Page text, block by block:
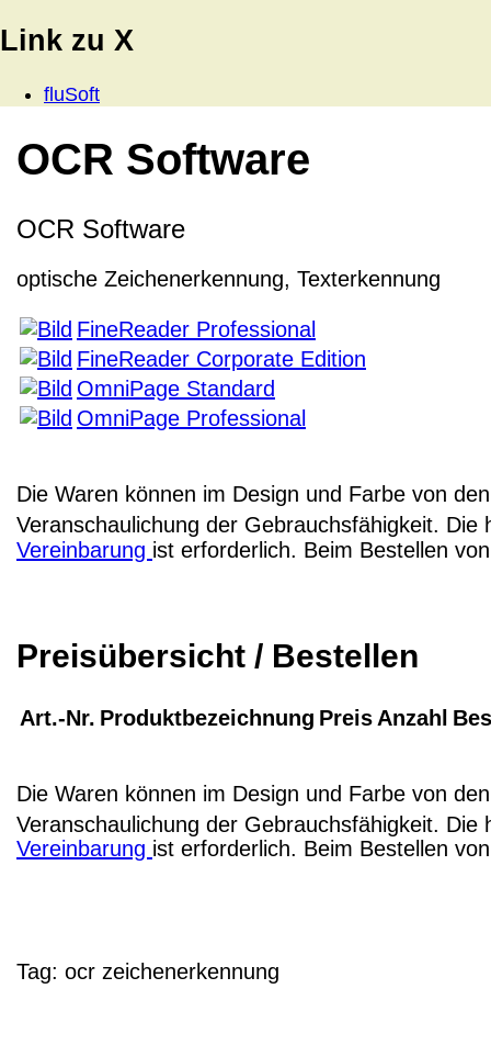
Link zu X
fluSoft
OCR Software
OCR Software
optische Zeichenerkennung, Texterkennung
FineReader Professional
FineReader Corporate Edition
OmniPage Standard
OmniPage Professional
Die Waren können im Design und Farbe von
Veranschaulichung der Gebrauchsfähigkeit.
Vereinbarung ist erforderlich. Beim Bestellen
Preisübersicht / Bestellen
Art.-Nr. Produktbezeichnung Preis Anzahl
Die Waren können im Design und Farbe von
Veranschaulichung der Gebrauchsfähigkeit.
Vereinbarung ist erforderlich. Beim Bestellen
Tag: ocr zeichenerkennung